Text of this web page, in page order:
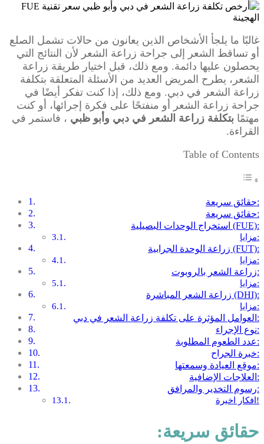
غالبًا ما يلجأ الأشخاص الذين يعانون من حالات تشمل الصلع
أو تساقط الشعر إلى جراحة زراعة الشعر لأن النتائج التي
يحصلون عليها دائمة. ومع ذلك، قبل اختيار طريقة زراعة
الشعر، يطرح المريض العديد من الأسئلة المتعلقة بتكلفة
زراعة الشعر في دبي. ومع ذلك، إذا كنت تفكر أيضًا في
جراحة زراعة الشعر أو منفتحًا على فكرة إجرائها، أو كنت
مهتمًا بتكلفة زراعة الشعر في دبي وأبو ظبي ، فاستمر في
القراءة.
Table of Contents
حقائق سريعة:
حقائق سريعة:
استخراج الوحدات البصيلية (FUE):
مزايا:
زراعة الوحدة الجرابية (FUT):
مزايا:
زراعة الشعر بالروبوت:
مزايا:
زراعة الشعر المباشرة (DHI):
مزايا:
العوامل المؤثرة على تكلفة زراعة الشعر في دبي:
نوع الإجراء:
عدد الطعوم المطلوبة:
خبرة الجراح:
موقع العيادة وسمعتها:
العلاجات الإضافية:
رسوم التخدير والمرافق:
افكار اخيرة!
حقائق سريعة: